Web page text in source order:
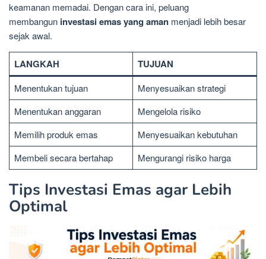
keamanan memadai. Dengan cara ini, peluang
membangun investasi emas yang aman menjadi lebih besar
sejak awal.
LANGKAH TUJUAN
Menentukan tujuan
Menyesuaikan strategi
Menentukan anggaran
Mengelola risiko
Memilih produk emas
Menyesuaikan kebutuhan
Membeli secara bertahap
Mengurangi risiko harga
Tips Investasi Emas agar Lebih
Optimal